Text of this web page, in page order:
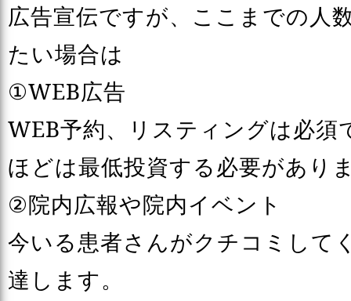
広告宣伝ですが、ここまでの人
たい場合は
①WEB広告
WEB予約、リスティングは必
ほどは最低投資する必要があり
②院内広報や院内イベント
今いる患者さんがクチコミして
達します。